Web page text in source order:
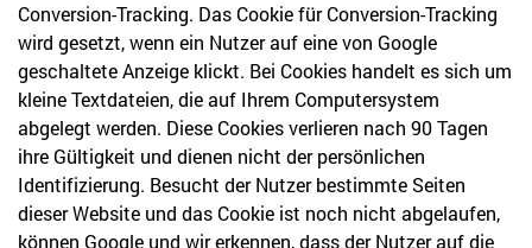
Conversion-Tracking. Das Cookie für Conversion-Tracking
wird gesetzt, wenn ein Nutzer auf eine von Google
geschaltete Anzeige klickt. Bei Cookies handelt es sich um
kleine Textdateien, die auf Ihrem Computersystem
abgelegt werden. Diese Cookies verlieren nach 90 Tagen
ihre Gültigkeit und dienen nicht der persönlichen
Identifizierung. Besucht der Nutzer bestimmte Seiten
dieser Website und das Cookie ist noch nicht abgelaufen,
können Google und wir erkennen, dass der Nutzer auf die